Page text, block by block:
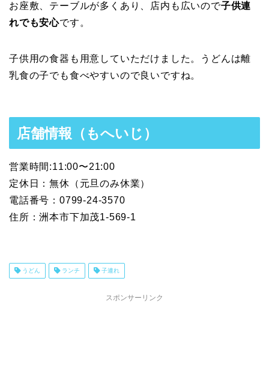
お座敷、テーブルが多くあり、店内も広いので子供連
れでも安心です。
子供用の食器も用意していただけました。うどんは離
乳食の子でも食べやすいので良いですね。
店舗情報（もへいじ）
営業時間:11:00〜21:00
定休日：無休（元旦のみ休業）
電話番号：0799-24-3570
住所：洲本市下加茂1-569-1
うどん ランチ 子連れ
スポンサーリンク